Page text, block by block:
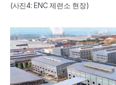
(사진4: ENC 제련소 현장)